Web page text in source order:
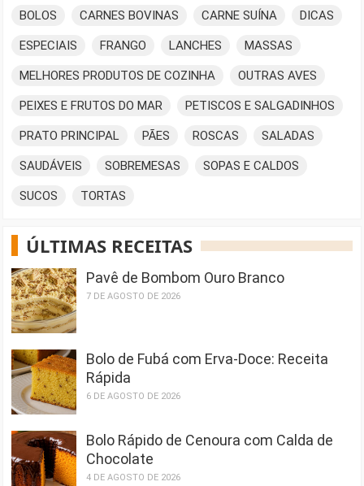
BOLOS CARNES BOVINAS CARNE SUÍNA DICAS
ESPECIAIS FRANGO LANCHES MASSAS
MELHORES PRODUTOS DE COZINHA OUTRAS AVES
PEIXES E FRUTOS DO MAR PETISCOS E SALGADINHOS
PRATO PRINCIPAL PÃES ROSCAS SALADAS
SAUDÁVEIS SOBREMESAS SOPAS E CALDOS
SUCOS TORTAS
ÚLTIMAS RECEITAS
Pavê de Bombom Ouro Branco
7 DE AGOSTO DE 2026
Bolo de Fubá com Erva-Doce: Receita
Rápida
6 DE AGOSTO DE 2026
Bolo Rápido de Cenoura com Calda de
Chocolate
4 DE AGOSTO DE 2026